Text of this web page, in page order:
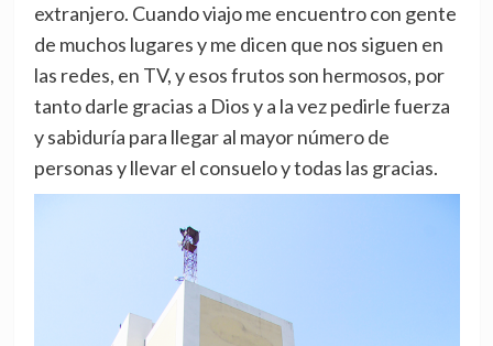
extranjero. Cuando viajo me encuentro con gente
de muchos lugares y me dicen que nos siguen en
las redes, en TV, y esos frutos son hermosos, por
tanto darle gracias a Dios y a la vez pedirle fuerza
y sabiduría para llegar al mayor número de
personas y llevar el consuelo y todas las gracias.